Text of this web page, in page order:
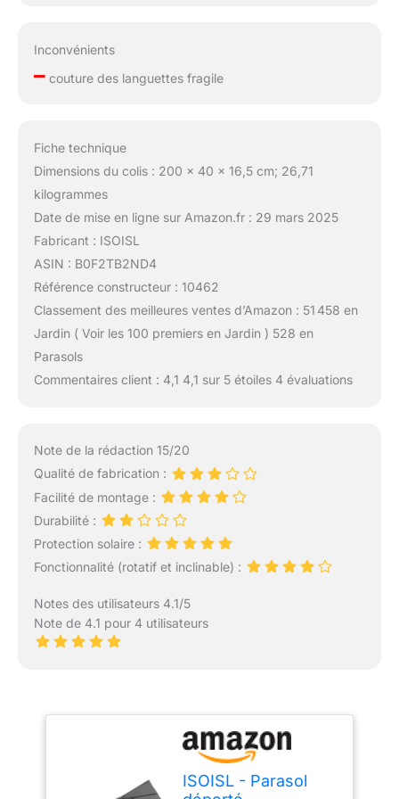
Inconvénients
–couture des languettes fragile
Fiche technique
Dimensions du colis : 200 x 40 x 16,5 cm; 26,71
kilogrammes
Date de mise en ligne sur Amazon.fr : 29 mars 2025
Fabricant : ISOISL
ASIN : B0F2TB2ND4
Référence constructeur : 10462
Classement des meilleures ventes d’Amazon : 51 458 en
Jardin ( Voir les 100 premiers en Jardin ) 528 en
Parasols
Commentaires client : 4,1 4,1 sur 5 étoiles 4 évaluations
Note de la rédaction 15/20
Qualité de fabrication :
Facilité de montage :
Durabilité :
Protection solaire :
Fonctionnalité (rotatif et inclinable) :
Notes des utilisateurs 4.1/5
Note de 4.1 pour 4 utilisateurs
ISOISL - Parasol